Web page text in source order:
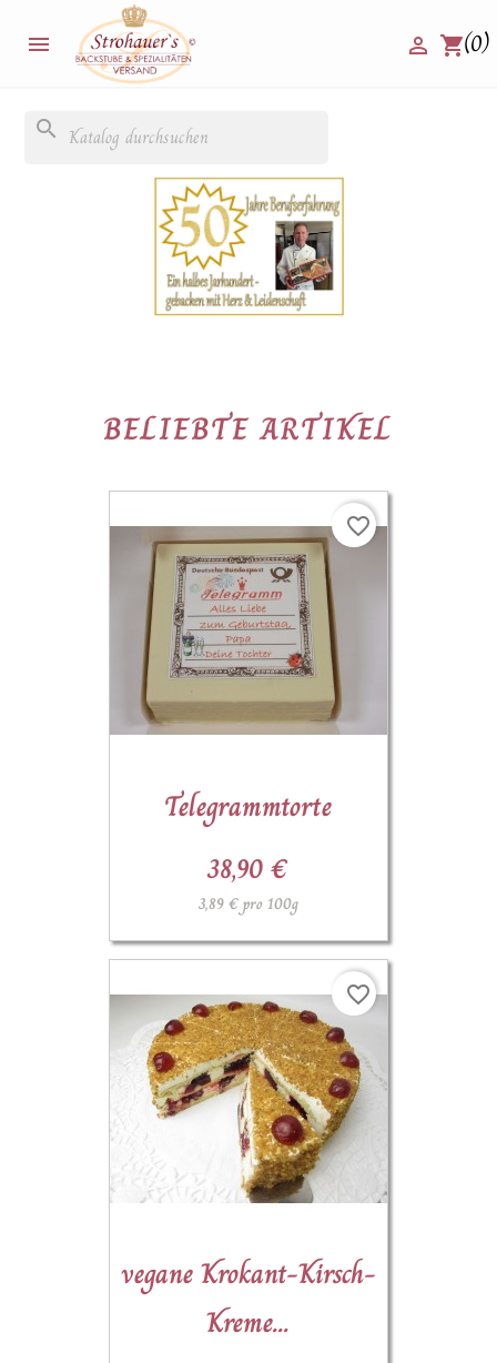
 shopping_cart(0)

search
BELIEBTE ARTIKEL
Telegrammtorte
38,90 €
3,89 € pro 100g
favorite_border
vegane Krokant-Kirsch-
Kreme...
favorite_border